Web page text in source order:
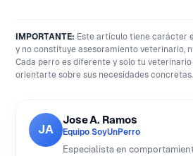
IMPORTANTE: Este artículo tiene carácter
y no constituye asesoramiento veterinario,
Cada perro es diferente y solo tu
orientarte sobre sus necesidades concretas.
JA
Jose A. Ramos
Equipo SoyUnPerro
Especialista en